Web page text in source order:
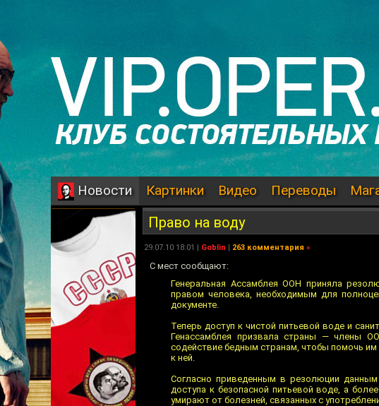
Новости Картинки Видео Переводы
Право на воду
29.07.10 18:01 | Goblin | 263 комментария »
С мест сообщают:
Генеральная Ассамблея ООН приняла
правом человека, необходимым для
документе.
Теперь доступ к чистой питьевой воде и
Генассамблея призвала страны — члены
содействие бедным странам, чтобы помочь им
к ней.
Согласно приведенным в резолюции
доступа к безопасной питьевой воде, а
умирают от болезней, связанных с